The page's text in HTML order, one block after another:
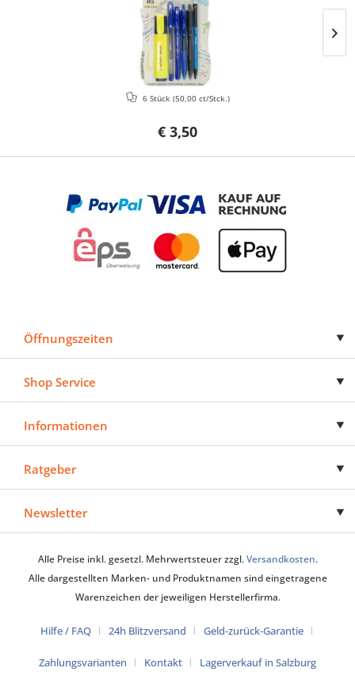
€ 3,50
6 Stück (50,00 ct/Stck.)
Öffnungszeiten
Shop Service
Informationen
Ratgeber
Newsletter
Alle Preise inkl. gesetzl. Mehrwertsteuer zzgl.Versandkosten.
Alle dargestellten Marken- und Produktnamen sind eingetragene
Warenzeichen der jeweiligen Herstellerfirma.
Hilfe / FAQ 24h Blitzversand Geld-zurück-Garantie
Zahlungsvarianten Kontakt Lagerverkauf in Salzburg